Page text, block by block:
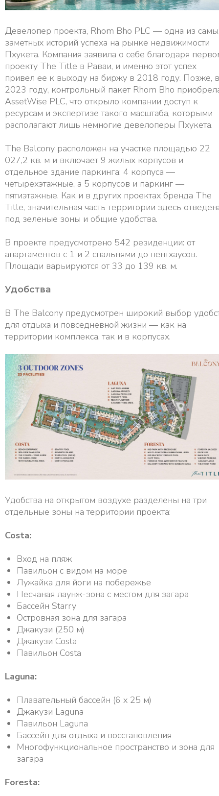
Девелопер проекта, Rhom Bho PLC — одна из
заметных историй успеха на рынке недвижимости
Пхукета. Компания заявила о себе благодаря
проекту The Title в Раваи, и именно этот успех
привел ее к выходу на биржу в 2018 году. Позже, в
2023 году, контрольный пакет Rhom Bho
AssetWise PLC, что открыло компании доступ к
ресурсам и экспертизе такого масштаба, которыми
располагают лишь немногие девелоперы Пхукета.
The Balcony расположен на участке площадью 22
027,2 кв. м и включает 9 жилых корпусов и
отдельное здание паркинга: 4 корпуса —
четырехэтажные, а 5 корпусов и паркинг —
пятиэтажные. Как и в других проектах бренда The
Title, значительная часть территории здесь
под зеленые зоны и общие удобства.
В проекте предусмотрено 542 резиденции: от
апартаментов с 1 и 2 спальнями до пентхаусов.
Площади варьируются от 33 до 139 кв. м.
Удобства
В The Balcony предусмотрен широкий выбор
для отдыха и повседневной жизни — как на
территории комплекса, так и в корпусах.
Удобства на открытом воздухе разделены на три
отдельные зоны на территории проекта:
Costa:
Вход на пляж
Павильон с видом на море
Лужайка для йоги на побережье
Песчаная лаунж-зона с местом для загара
Бассейн Starry
Островная зона для загара
Джакузи (250 м)
Джакузи Costa
Павильон Costa
Laguna:
Плавательный бассейн (6 x 25 м)
Джакузи Laguna
Павильон Laguna
Бассейн для отдыха и восстановления
Многофункциональное пространство и зона для
загара
Foresta: